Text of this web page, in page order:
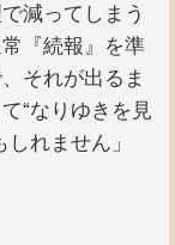
減ってしまう
『続報』を準
それが出るま
“なりゆきを見
れません」